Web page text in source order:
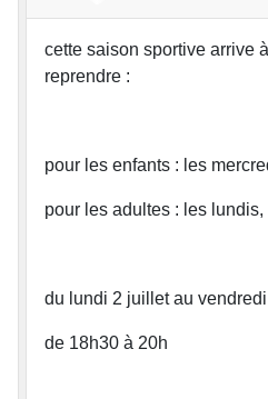
cette saison sportive arrive
reprendre :
pour les enfants : les
pour les adultes : les
du lundi 2 juillet au
de 18h30 à 20h